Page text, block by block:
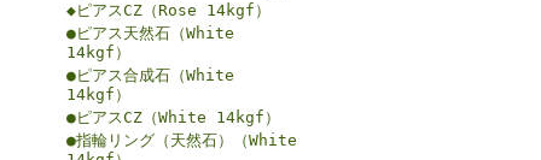
◆ピアスCZ（Rose 14kgf）
●ピアス天然石（White
14kgf）
●ピアス合成石（White
14kgf）
●ピアスCZ（White 14kgf）
●指輪リング（天然石）（White